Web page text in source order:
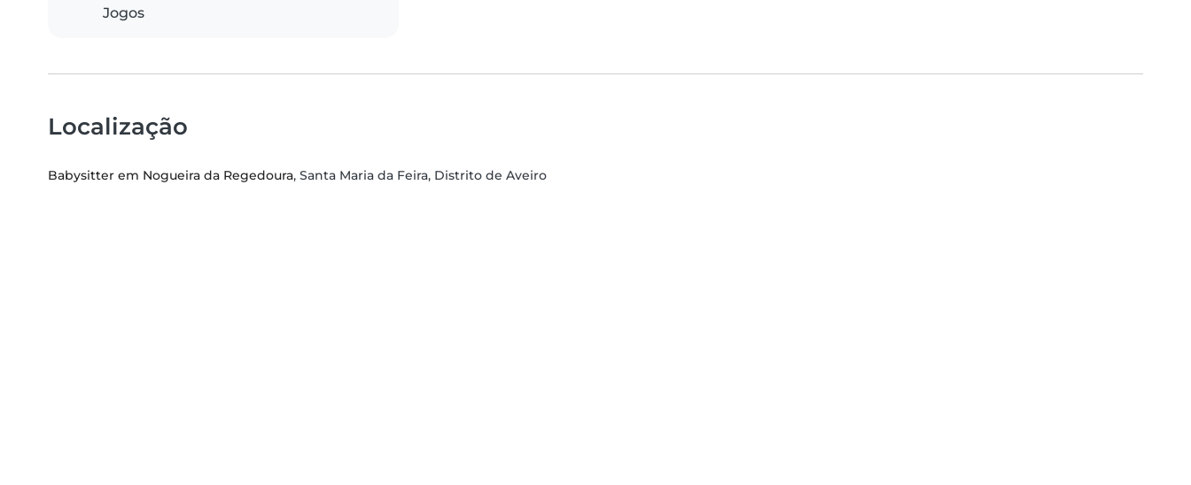
Jogos
Localização
Babysitter em Nogueira da Regedoura, Santa Maria da Feira, Distrito de Aveiro